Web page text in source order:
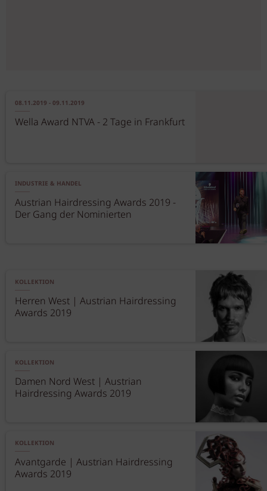
08.11.2019 - 09.11.2019
Wella Award NTVA - 2 Tage in Frankfurt
INDUSTRIE & HANDEL
Austrian Hairdressing Awards 2019 -
Der Gang der Nominierten
KOLLEKTION
Herren West | Austrian Hairdressing
Awards 2019
KOLLEKTION
Damen Nord West | Austrian
Hairdressing Awards 2019
KOLLEKTION
Avantgarde | Austrian Hairdressing
Awards 2019